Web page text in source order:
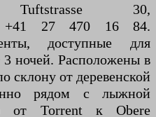
30,
+41 27 470 16 84.
доступные для
3 ночей. Расположены в
склону от деревенской
рядом с лыжной
от Torrent к Obere